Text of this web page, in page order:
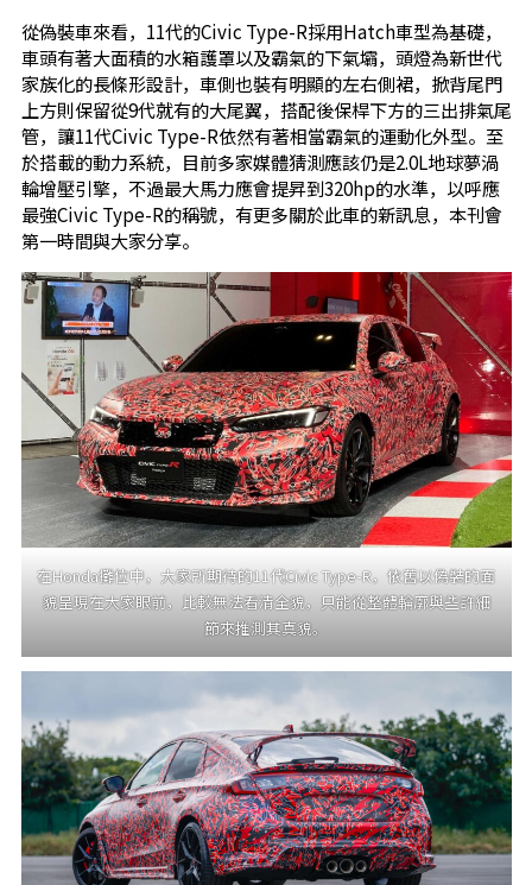
從偽裝車來看，11代的Civic Type-R採用Hatch車型為基礎，
車頭有著大面積的水箱護罩以及霸氣的下氣壩，頭燈為新世代
家族化的長條形設計，車側也裝有明顯的左右側裙，掀背尾門
上方則保留從9代就有的大尾翼，搭配後保桿下方的三出排氣尾
管，讓11代Civic Type-R依然有著相當霸氣的運動化外型。至
於搭載的動力系統，目前多家媒體猜測應該仍是2.0L地球夢渦
輪增壓引擎，不過最大馬力應會提昇到320hp的水準，以呼應
最強Civic Type-R的稱號，有更多關於此車的新訊息，本刊會
第一時間與大家分享。
在Honda攤位中，大家所期待的11代Civic Type-R，依舊以偽裝的面
貌呈現在大家眼前，比較無法看清全貌，只能從整體輪廓與些許細
節來推測其真貌。